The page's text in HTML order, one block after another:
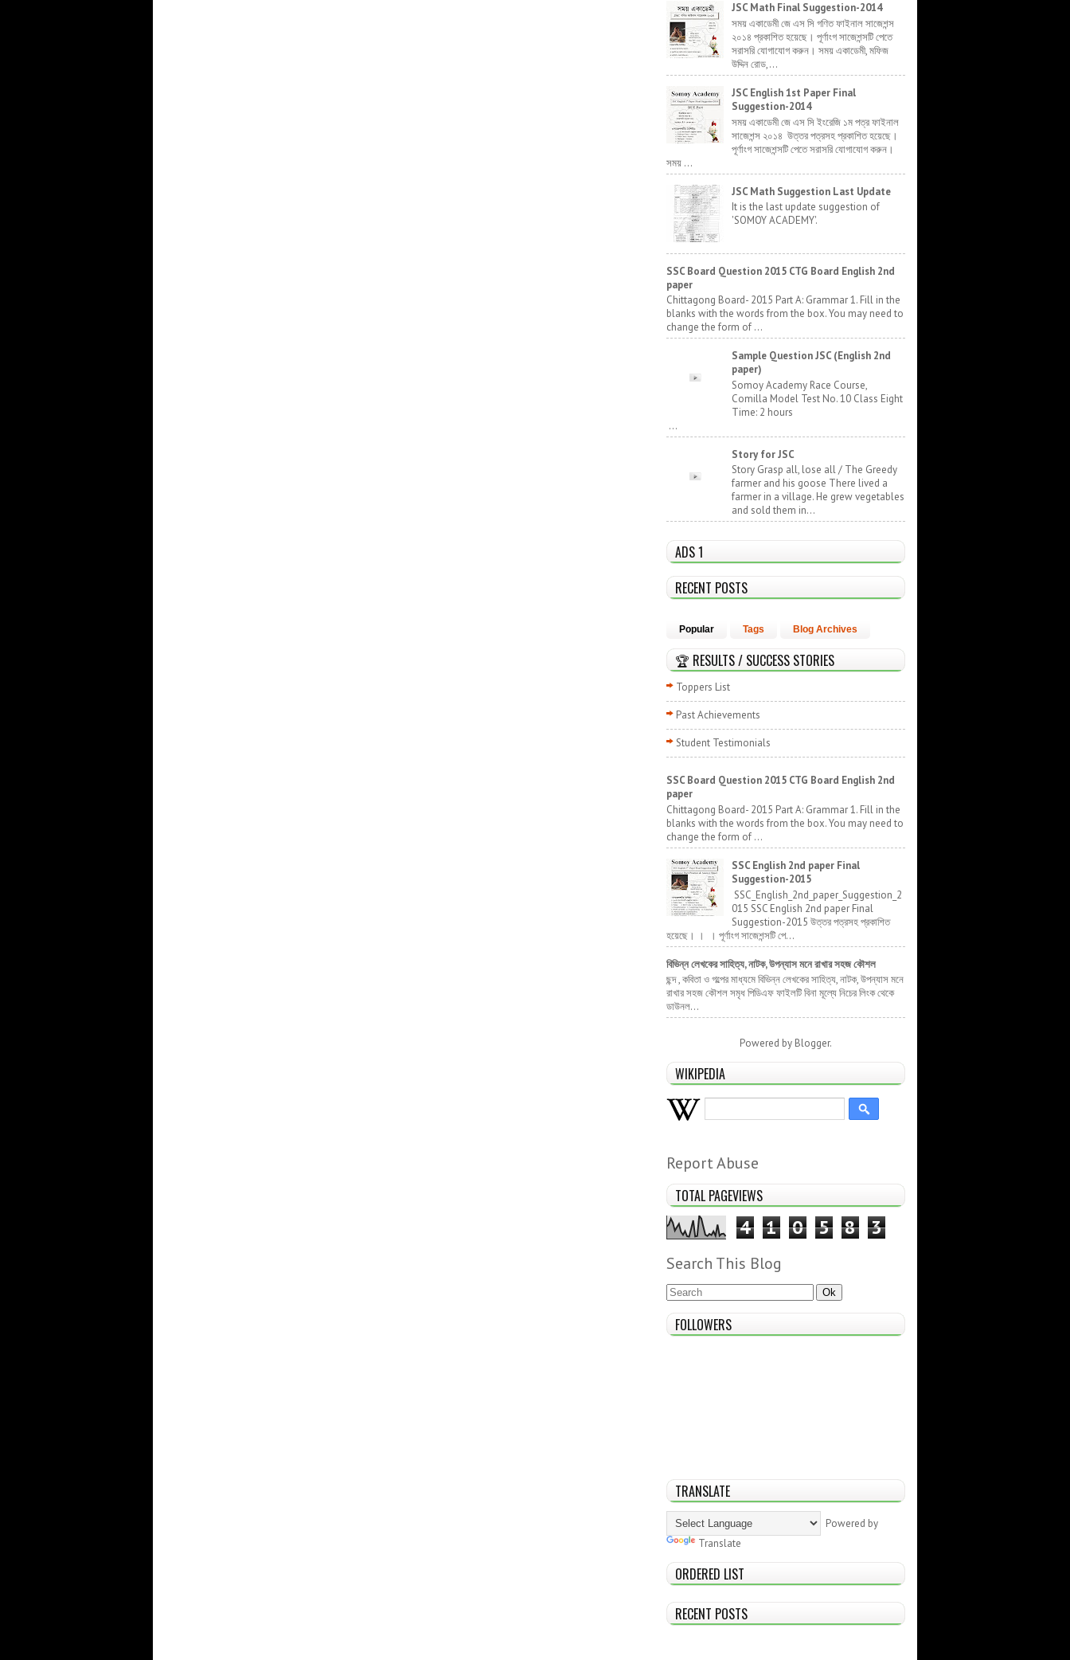
JSC Math Final Suggestion-2014
সময় একাডেমী জে এস সি গণিত ফাইনাল সাজেশন্স
২০১৪ প্রকাশিত হয়েছে। পূর্ণাংগ সাজেশন্সটি পেতে
সরাসরি যোগাযোগ করুন। সময় একাডেমী, মফিজ
উদ্দিন রোড,...
JSC English 1st Paper Final
Suggestion-2014
সময় একাডেমী জে এস সি ইংরেজি ১ম পত্র ফাইনাল
সাজেশন্স ২০১৪ উত্তর পত্রসহ প্রকাশিত হয়েছে।
পূর্ণাংগ সাজেশন্সটি পেতে সরাসরি যোগাযোগ করুন।
সময় ...
JSC Math Suggestion Last Update
It is the last update suggestion of
'SOMOY ACADEMY'.
SSC Board Question 2015 CTG Board English 2nd
paper
Chittagong Board- 2015 Part A: Grammar 1. Fill in the
blanks with the words from the box. You may need to
change the form of ...
Sample Question JSC (English 2nd
paper)
Somoy Academy Race Course,
Comilla Model Test No. 10 Class Eight
Time: 2 hours
...
Story for JSC
Story Grasp all, lose all / The Greedy
farmer and his goose There lived a
farmer in a village. He grew vegetables
and sold them in...
ADS 1
RECENT POSTS
Popular Tags Blog Archives
🏆 RESULTS / SUCCESS STORIES
Toppers List
Past Achievements
Student Testimonials
SSC Board Question 2015 CTG Board English 2nd
paper
Chittagong Board- 2015 Part A: Grammar 1. Fill in the
blanks with the words from the box. You may need to
change the form of ...
SSC English 2nd paper Final
Suggestion-2015
SSC_English_2nd_paper_Suggestion_2
015 SSC English 2nd paper Final
Suggestion-2015 উত্তর পত্রসহ প্রকাশিত
হয়েছে। । । পূর্ণাংগ সাজেশন্সটি পে...
বিভিন্ন লেখকের সাহিত্য, নাটক, উপন্যাস মনে রাখার সহজ কৌশল
ছন্দ , কবিতা ও গল্পের মাধ্যমে বিভিন্ন লেখকের সাহিত্য, নাটক, উপন্যাস মনে
রাখার সহজ কৌশল সমৃধ পিডিএফ ফাইলটি বিনা মূল্যে নিচের লিংক থেকে
ডাউনল...
Powered by Blogger.
WIKIPEDIA
Report Abuse
TOTAL PAGEVIEWS
4 1 0 5 8 3
Search This Blog
FOLLOWERS
TRANSLATE
Powered by
Translate
ORDERED LIST
RECENT POSTS